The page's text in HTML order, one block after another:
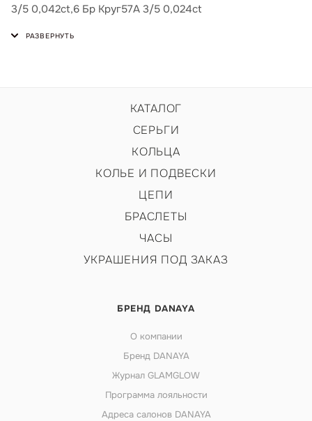
3/5 0,042ct,6 Бр Круг57А 3/5 0,024ct
КАТАЛОГ
СЕРЬГИ
КОЛЬЦА
КОЛЬЕ И ПОДВЕСКИ
ЦЕПИ
БРАСЛЕТЫ
ЧАСЫ
УКРАШЕНИЯ ПОД ЗАКАЗ
БРЕНД DANAYA
О компании
Бренд DANAYA
Журнал GLAMGLOW
Программа лояльности
Адреса салонов DANAYA